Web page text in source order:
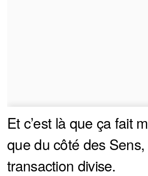
Et c’est là que ça fait
que du côté des
transaction divise.